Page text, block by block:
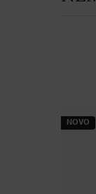
NOVO